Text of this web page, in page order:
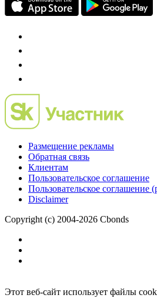
Размещение рекламы
Обратная связь
Клиентам
Пользовательское соглашение
Пользовательское соглашение
Disclaimer
Copyright (c) 2004-2026 Cbonds
Этот веб-сайт использует файлы